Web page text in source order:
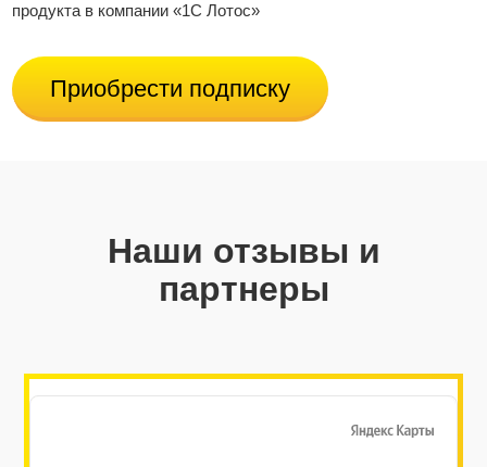
продукта в компании «1С Лотос»
Приобрести подписку
Наши отзывы и
партнеры